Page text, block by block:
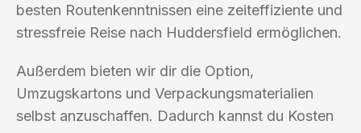
besten Routenkenntnissen eine zeiteffiziente und
stressfreie Reise nach Huddersfield ermöglichen.
Außerdem bieten wir dir die Option,
Umzugskartons und Verpackungsmaterialien
selbst anzuschaffen. Dadurch kannst du Kosten